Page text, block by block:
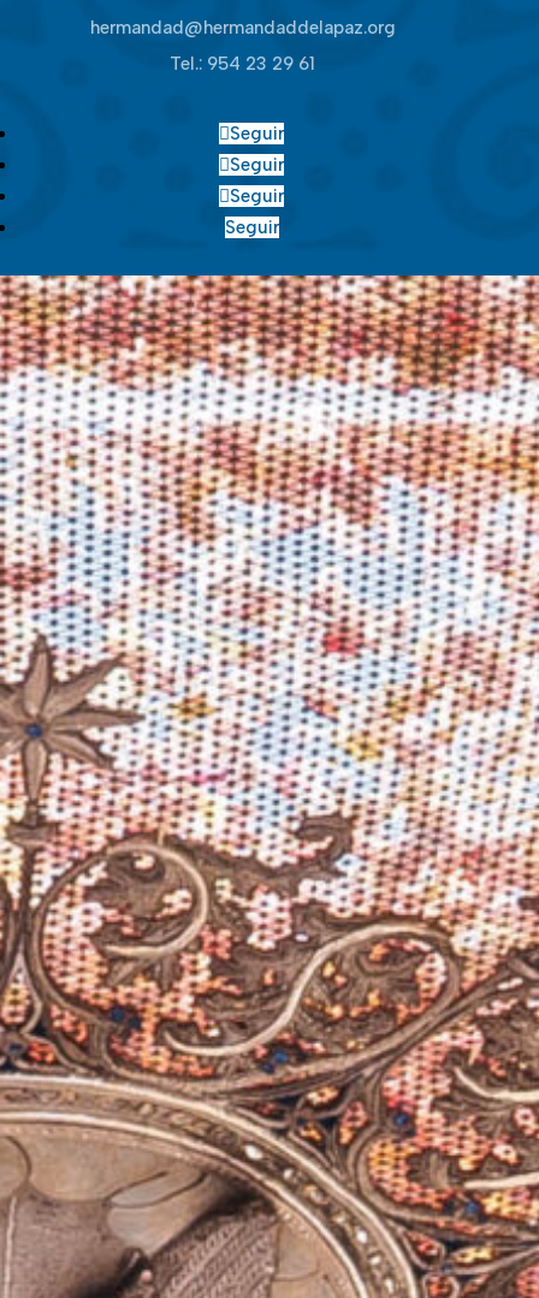
hermandad@hermandaddelapaz.org
Tel.: 954 23 29 61
Seguir
Seguir
Seguir
Seguir